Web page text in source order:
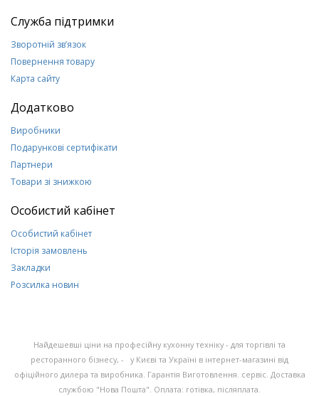
Служба підтримки
Зворотній зв’язок
Повернення товару
Карта сайту
Додатково
Виробники
Подарункові сертифікати
Партнери
Товари зі знижкою
Особистий кабінет
Особистий кабінет
Історія замовлень
Закладки
Розсилка новин
Найдешевші ціни на професійну кухонну техніку - для торгівлі та
ресторанного бізнесу, - у Києві та Україні в інтернет-магазині від
офіційного дилера та виробника. Гарантія Виготовлення. сервіс. Доставка
службою "Нова Пошта". Оплата: готівка, післяплата.